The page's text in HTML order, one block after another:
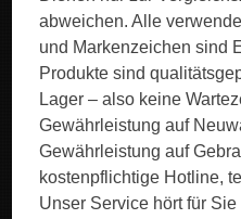
abweichen. Alle
und Markenzeichen sind
Produkte sind
Lager – also keine
Gewährleistung auf
Gewährleistung auf
kostenpflichtige Hotline,
Unser Service hört für